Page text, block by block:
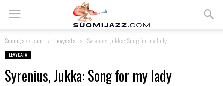
SuomiJazz.com Levydata Syrenius, Jukka: Song for my lady
LEVYDATA
Syrenius, Jukka: Song for my lady